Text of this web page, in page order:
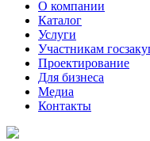
О компании
Каталог
Услуги
Участникам
Проектирование
Для бизнеса
Медиа
Контакты